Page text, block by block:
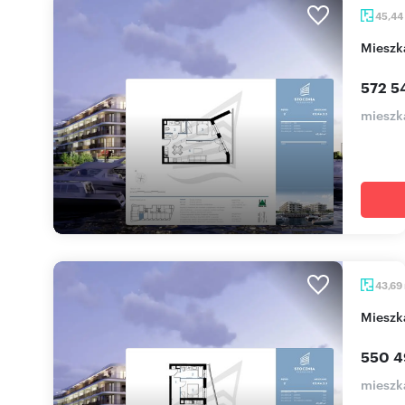
45,44
572
43,69
550